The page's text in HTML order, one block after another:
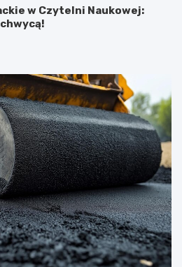
w Czytelni Naukowej: